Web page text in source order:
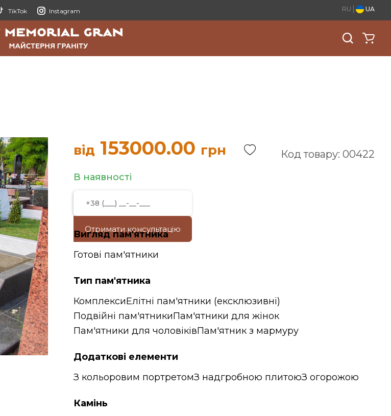
TikTok Instagram RU UA
від 153000.00 грн Код товару: 00422
В наявності
Отримати консультацію
Вигляд пам'ятника
Готові пам'ятники
Тип пам'ятника
КомплексиЕлітні пам'ятники (ексклюзивні)
Подвійні пам'ятникиПам'ятники для жінок
Пам'ятники для чоловіківПам'ятник з мармуру
Додаткові елементи
З кольоровим портретомЗ надгробною плитоюЗ огорожою
Камінь